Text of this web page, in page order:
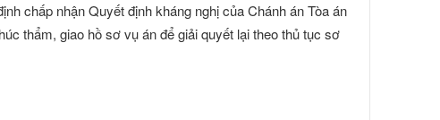
chấp nhận Quyết định kháng nghị của Chánh án Tòa án
thẩm, giao hồ sơ vụ án để giải quyết lại theo thủ tục sơ